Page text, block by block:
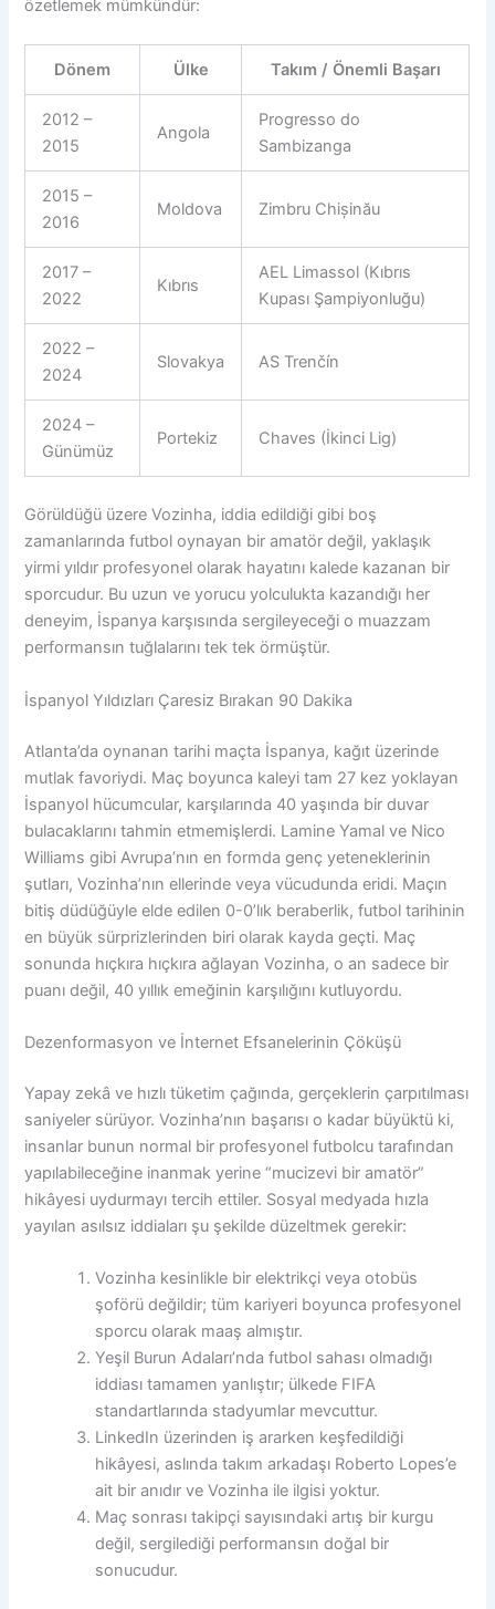
özetlemek mümkündür:
Dönem Ülke Takım / Önemli Başarı
2012 –
2015
Angola
Progresso do
Sambizanga
2015 –
2016
Moldova Zimbru Chișinău
2017 –
2022
Kıbrıs
AEL Limassol (Kıbrıs
Kupası Şampiyonluğu)
2022 –
2024
Slovakya AS Trenčín
2024 –
Günümüz
Portekiz Chaves (İkinci Lig)
Görüldüğü üzere Vozinha, iddia edildiği gibi boş
zamanlarında futbol oynayan bir amatör değil, yaklaşık
yirmi yıldır profesyonel olarak hayatını kalede kazanan bir
sporcudur. Bu uzun ve yorucu yolculukta kazandığı her
deneyim, İspanya karşısında sergileyeceği o muazzam
performansın tuğlalarını tek tek örmüştür.
İspanyol Yıldızları Çaresiz Bırakan 90 Dakika
Atlanta’da oynanan tarihi maçta İspanya, kağıt üzerinde
mutlak favoriydi. Maç boyunca kaleyi tam 27 kez yoklayan
İspanyol hücumcular, karşılarında 40 yaşında bir duvar
bulacaklarını tahmin etmemişlerdi. Lamine Yamal ve Nico
Williams gibi Avrupa’nın en formda genç yeteneklerinin
şutları, Vozinha’nın ellerinde veya vücudunda eridi. Maçın
bitiş düdüğüyle elde edilen 0-0’lık beraberlik, futbol tarihinin
en büyük sürprizlerinden biri olarak kayda geçti. Maç
sonunda hıçkıra hıçkıra ağlayan Vozinha, o an sadece bir
puanı değil, 40 yıllık emeğinin karşılığını kutluyordu.
Dezenformasyon ve İnternet Efsanelerinin Çöküşü
Yapay zekâ ve hızlı tüketim çağında, gerçeklerin çarpıtılması
saniyeler sürüyor. Vozinha’nın başarısı o kadar büyüktü ki,
insanlar bunun normal bir profesyonel futbolcu tarafından
yapılabileceğine inanmak yerine “mucizevi bir amatör”
hikâyesi uydurmayı tercih ettiler. Sosyal medyada hızla
yayılan asılsız iddiaları şu şekilde düzeltmek gerekir:
Vozinha kesinlikle bir elektrikçi veya otobüs
şoförü değildir; tüm kariyeri boyunca profesyonel
sporcu olarak maaş almıştır.
Yeşil Burun Adaları’nda futbol sahası olmadığı
iddiası tamamen yanlıştır; ülkede FIFA
standartlarında stadyumlar mevcuttur.
LinkedIn üzerinden iş ararken keşfedildiği
hikâyesi, aslında takım arkadaşı Roberto Lopes’e
ait bir anıdır ve Vozinha ile ilgisi yoktur.
Maç sonrası takipçi sayısındaki artış bir kurgu
değil, sergilediği performansın doğal bir
sonucudur.